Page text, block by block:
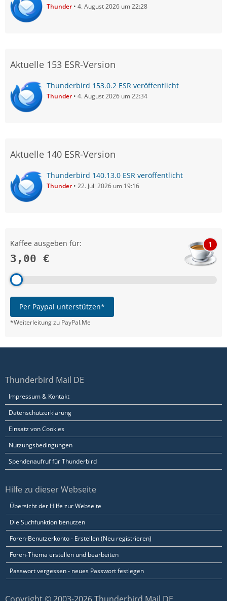
Thunder 4. August 2026 um 22:28
Aktuelle 153 ESR-Version
Thunderbird 153.0.2 ESR veröffentlicht
Thunder 4. August 2026 um 22:34
Aktuelle 140 ESR-Version
Thunderbird 140.13.0 ESR veröffentlicht
Thunder 22. Juli 2026 um 19:16
Kaffee ausgeben für:
3,00 €
1
Per Paypal unterstützen*
*Weiterleitung zu PayPal.Me
Thunderbird Mail DE
Impressum & Kontakt
Datenschutzerklärung
Einsatz von Cookies
Nutzungsbedingungen
Spendenaufruf für Thunderbird
Hilfe zu dieser Webseite
Übersicht der Hilfe zur Webseite
Die Suchfunktion benutzen
Foren-Benutzerkonto - Erstellen (Neu registrieren)
Foren-Thema erstellen und bearbeiten
Passwort vergessen - neues Passwort festlegen